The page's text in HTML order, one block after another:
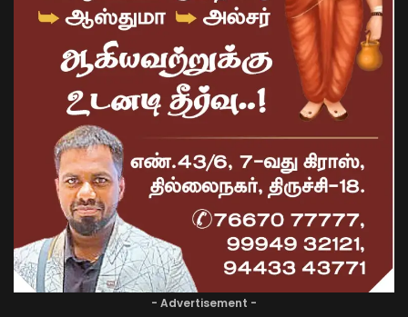
- Advertisement -